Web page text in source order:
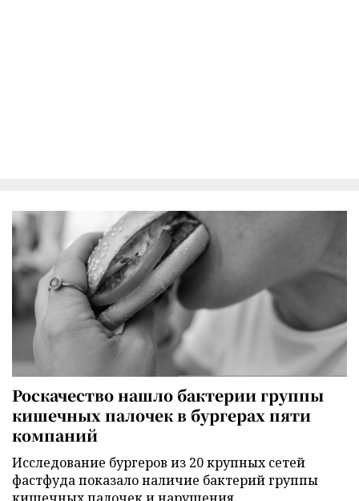
Роскачество нашло бактерии группы
кишечных палочек в бургерах пяти
компаний
Исследование бургеров из 20 крупных сетей
фастфуда показало наличие бактерий группы